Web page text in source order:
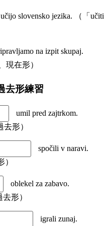
učijo slovensko jezika. （「učiti
na izpit skupaj.
現在形）
去形練習
umil pred zajtrkom.
形）
spočili v naravi.
）
oblekel za zabavo.
形）
igrali zunaj.